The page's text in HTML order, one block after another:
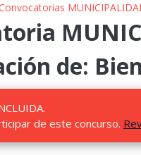
de: Bien
de este concurso.